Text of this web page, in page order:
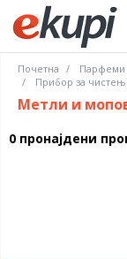
Почетна Парфеми
Прибор за
Метли и
0 пронајдени